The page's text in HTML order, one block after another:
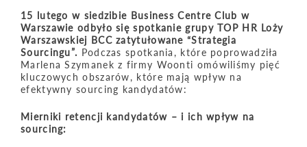
15 lutego w siedzibie Business Centre Club w
Warszawie odbyło się spotkanie grupy TOP HR Loży
Warszawskiej BCC zatytułowane “Strategia
Sourcingu”. Podczas spotkania, które poprowadziła
Marlena Szymanek z firmy Woonti omówiliśmy pięć
kluczowych obszarów, które mają wpływ na
efektywny sourcing kandydatów:
Mierniki retencji kandydatów – i ich wpływ na
sourcing: